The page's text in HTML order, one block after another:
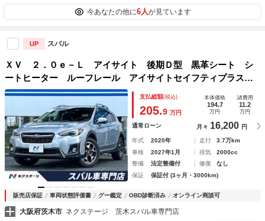
今あなたの他に6人が見ています
UP スバル
ＸＶ ２．０ｅ－Ｌ アイサイト 後期Ｄ型 黒革シート シ
ートヒーター ルーフレール アイサイトセイフティプラス
サイド＆バックカメラ リアビークル ＬＥＤヘッドライト
純正８型ＳＤナビ ＥＴＣ ドライブレコーダー 禁煙車
支払総額(税込)
205.9 万円
本体価格
194.7
万円
諸費用
11.2
万円
通常ローン 月々 16,200 円
年式 2020年 走行
3.7万km
車検
2027年1月 排気
2000cc
整備
法定整備付 修復
なし
保証
保証付 (3ヶ月・3000km)
販売店保証 車両状態評価書 グー鑑定 OBD診断済み オンライン商談可
大阪府茨木市 ネクステージ 茨木スバル車専門店